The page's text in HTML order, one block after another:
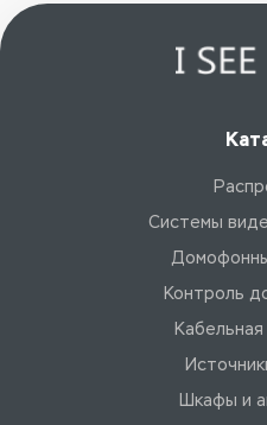
Системы
Контроль
Шкафы и